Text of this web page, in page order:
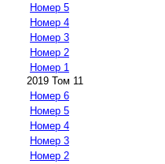
Номер 5
Номер 4
Номер 3
Номер 2
Номер 1
2019 Том 11
Номер 6
Номер 5
Номер 4
Номер 3
Номер 2